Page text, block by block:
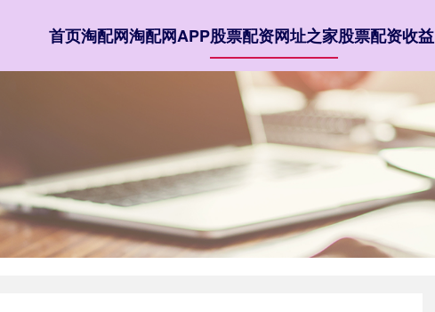
首页淘配网淘配网APP股票配资网址之家股票配资收益